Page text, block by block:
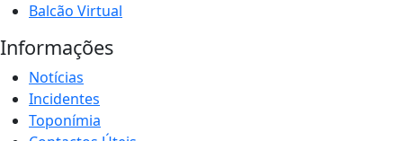
Balcão Virtual
Informações
Notícias
Incidentes
Toponímia